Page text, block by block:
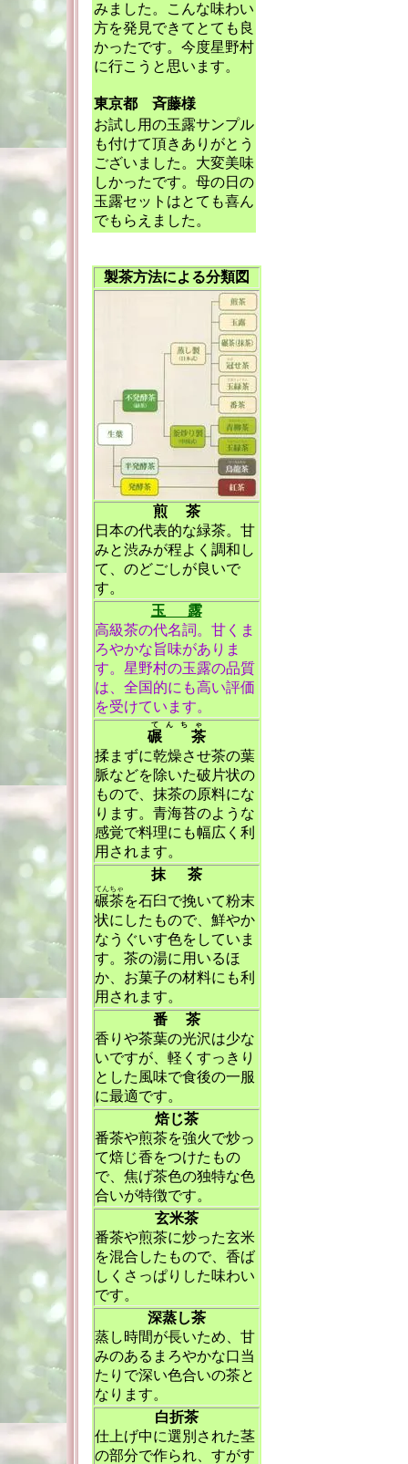
みました。こんな味わい
方を発見できてとても良
かったです。今度星野村
に行こうと思います。
東京都 斉藤様
お試し用の玉露サンプル
も付けて頂きありがとう
ございました。大変美味
しかったです。母の日の
玉露セットはとても喜ん
でもらえました。
製茶方法による分類図
煎 茶
日本の代表的な緑茶。甘
みと渋みが程よく調和し
て、のどごしが良いで
す。
玉 露
高級茶の代名詞。甘くま
ろやかな旨味がありま
す。星野村の玉露の品質
は、全国的にも高い評価
を受けています。
碾 茶
てんちゃ
揉まずに乾燥させ茶の葉
脈などを除いた破片状の
もので、抹茶の原料にな
ります。青海苔のような
感覚で料理にも幅広く利
用されます。
抹 茶
碾茶
てんちゃ
を石臼で挽いて粉末
状にしたもので、鮮やか
なうぐいす色をしていま
す。茶の湯に用いるほ
か、お菓子の材料にも利
用されます。
番 茶
香りや茶葉の光沢は少な
いですが、軽くすっきり
とした風味で食後の一服
に最適です。
焙じ茶
番茶や煎茶を強火で炒っ
て焙じ香をつけたもの
で、焦げ茶色の独特な色
合いが特徴です。
玄米茶
番茶や煎茶に炒った玄米
を混合したもので、香ば
しくさっぱりした味わい
です。
深蒸し茶
蒸し時間が長いため、甘
みのあるまろやかな口当
たりで深い色合いの茶と
なります。
白折茶
仕上げ中に選別された茎
の部分で作られ、すがす